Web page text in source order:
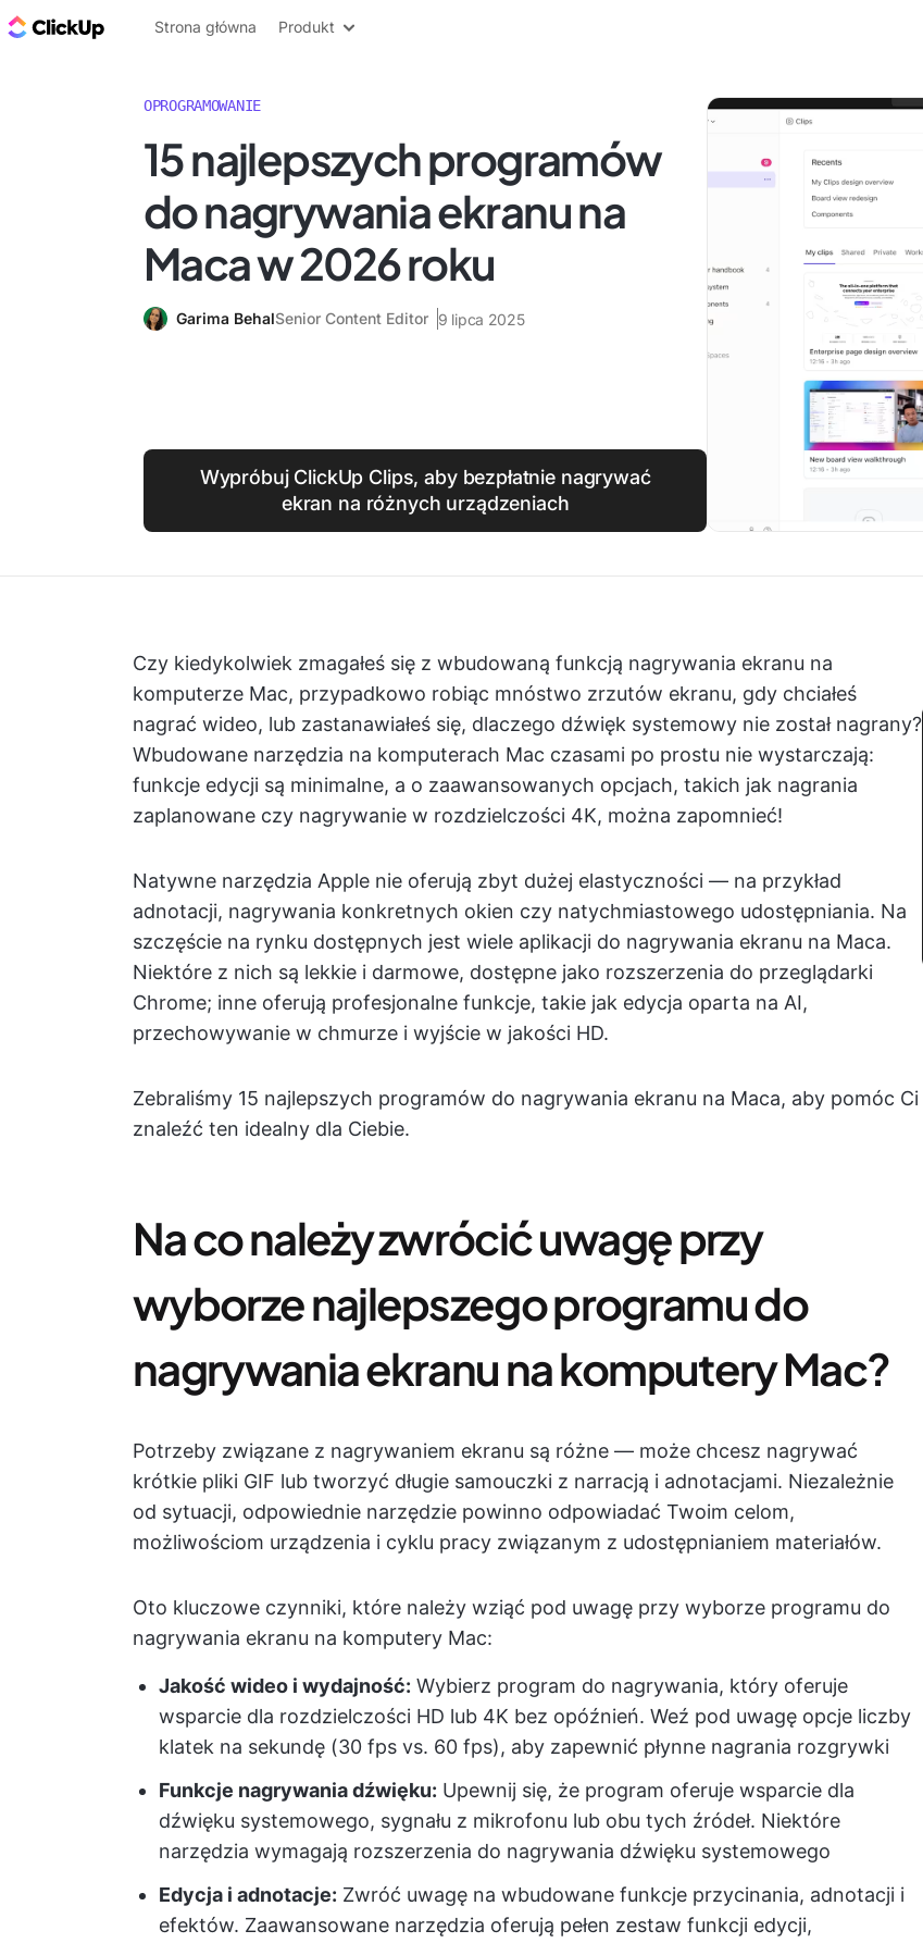
ClickUp Blog
Strona główna Produkt
OPROGRAMOWANIE
15 najlepszych programów
do nagrywania ekranu na
Maca w 2026 roku
Garima BehalSenior Content Editor 9 lipca 2025
Wypróbuj ClickUp Clips, aby bezpłatnie nagrywać
ekran na różnych urządzeniach
Czy kiedykolwiek zmagałeś się z wbudowaną funkcją nagrywania ekranu na
komputerze Mac, przypadkowo robiąc mnóstwo zrzutów ekranu, gdy chciałeś
nagrać wideo, lub zastanawiałeś się, dlaczego dźwięk systemowy nie został nagrany?
Wbudowane narzędzia na komputerach Mac czasami po prostu nie wystarczają:
funkcje edycji są minimalne, a o zaawansowanych opcjach, takich jak nagrania
zaplanowane czy nagrywanie w rozdzielczości 4K, można zapomnieć!
Natywne narzędzia Apple nie oferują zbyt dużej elastyczności — na przykład
adnotacji, nagrywania konkretnych okien czy natychmiastowego udostępniania. Na
szczęście na rynku dostępnych jest wiele aplikacji do nagrywania ekranu na Maca.
Niektóre z nich są lekkie i darmowe, dostępne jako rozszerzenia do przeglądarki
Chrome; inne oferują profesjonalne funkcje, takie jak edycja oparta na AI,
przechowywanie w chmurze i wyjście w jakości HD.
Zebraliśmy 15 najlepszych programów do nagrywania ekranu na Maca, aby pomóc Ci
znaleźć ten idealny dla Ciebie.
Na co należy zwrócić uwagę przy
wyborze najlepszego programu do
nagrywania ekranu na komputery Mac?
Potrzeby związane z nagrywaniem ekranu są różne — może chcesz nagrywać
krótkie pliki GIF lub tworzyć długie samouczki z narracją i adnotacjami. Niezależnie
od sytuacji, odpowiednie narzędzie powinno odpowiadać Twoim celom,
możliwościom urządzenia i cyklu pracy związanym z udostępnianiem materiałów.
Oto kluczowe czynniki, które należy wziąć pod uwagę przy wyborze programu do
nagrywania ekranu na komputery Mac:
Jakość wideo i wydajność: Wybierz program do nagrywania, który oferuje
wsparcie dla rozdzielczości HD lub 4K bez opóźnień. Weź pod uwagę opcje liczby
klatek na sekundę (30 fps vs. 60 fps), aby zapewnić płynne nagrania rozgrywki
Funkcje nagrywania dźwięku: Upewnij się, że program oferuje wsparcie dla
dźwięku systemowego, sygnału z mikrofonu lub obu tych źródeł. Niektóre
narzędzia wymagają rozszerzenia do nagrywania dźwięku systemowego
Edycja i adnotacje: Zwróć uwagę na wbudowane funkcje przycinania, adnotacji i
efektów. Zaawansowane narzędzia oferują pełen zestaw funkcji edycji,